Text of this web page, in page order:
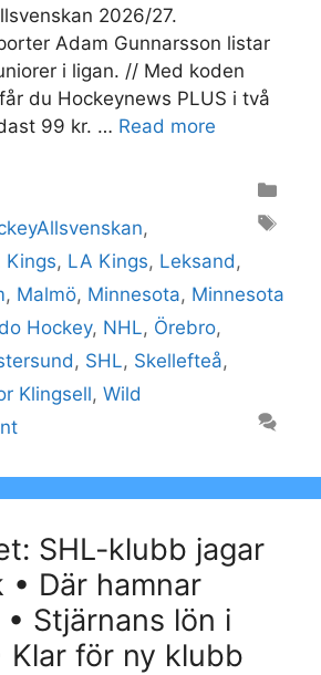
2026/27.
Adam Gunnarsson listar
i ligan. // Med koden
du Hockeynews PLUS i två
99 kr. … Read more
,
Kings, LA Kings, Leksand ,
, Malmö, Minnesota, Minnesota
Hockey, NHL, Örebro,
, SHL, Skellefteå,
Klingsell, Wild
SHL-klubb jagar
Där hamnar
Stjärnans lön i
Klar för ny klubb